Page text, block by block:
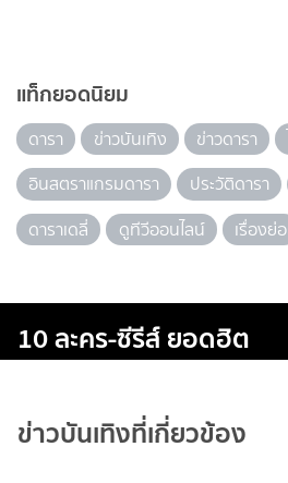
แท็กยอดนิยม
ดารา ข่าวบันเทิง ข่าวดารา
อินสตราแกรมดารา
ประวัติดารา
ดาราเดลี่
ดูทีวีออนไลน์ เรื่องย่อ
10 ละคร-ซีรีส์ ยอดฮิต
ข่าวบันเทิงที่เกี่ยวข้อง